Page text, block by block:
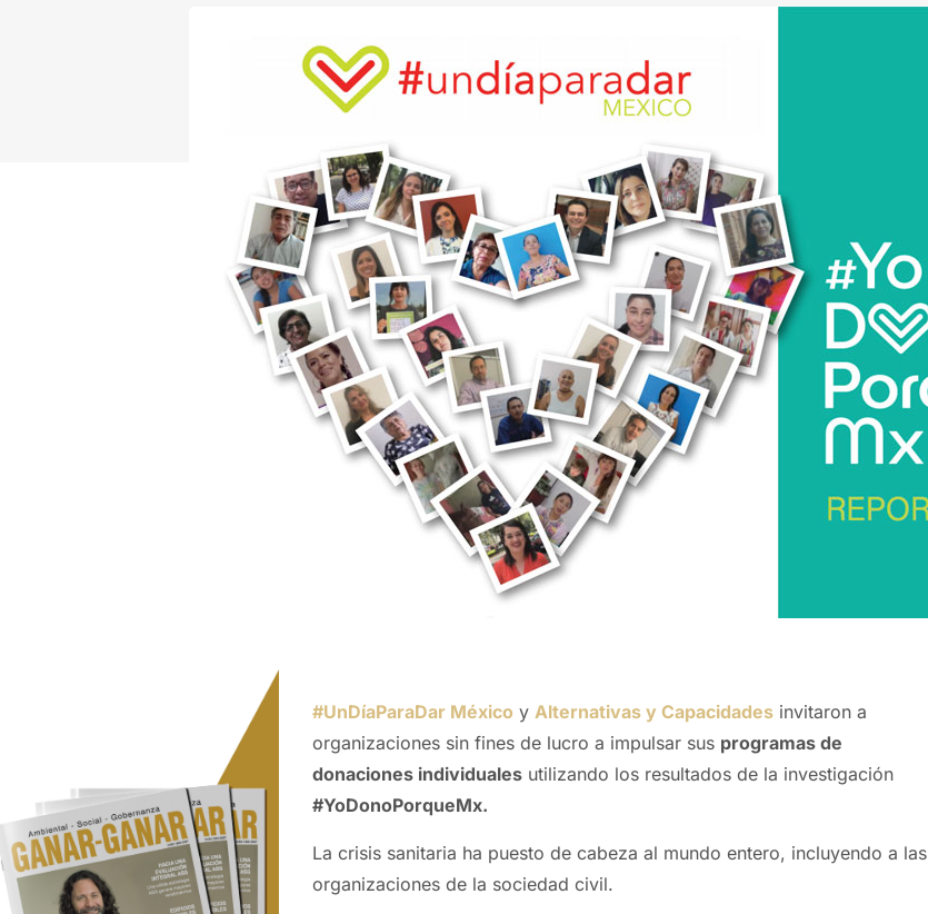
#UnDíaParaDar México y Alternativas y Capacidadesinvitaron a
organizaciones sin fines de lucro a impulsar sus programas de
donaciones individualesutilizando los resultados de la investigación
#YoDonoPorqueMx.
La crisis sanitaria ha puesto de cabeza al mundo entero, incluyendo a las
organizaciones de la sociedad civil.